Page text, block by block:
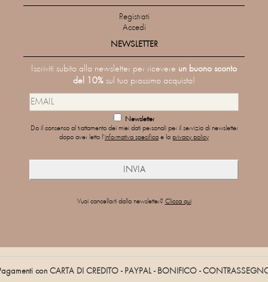
Registrati
Accedi
NEWSLETTER
Iscriviti subito alla newsletter per ricevere un buono sconto
del 10% sul tuo prossimo acquisto!
Newsletter
Do il consenso al trattamento dei miei dati personali per il servizio di newsletter
dopo aver letto l'informativa specifica e la privacy policy
Vuoi cancellarti dalla newsletter? Clicca qui
con CARTA DI CREDITO - PAYPAL - BONIFICO -